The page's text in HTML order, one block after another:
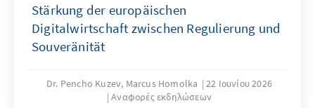
Stärkung der europäischen
Digitalwirtschaft zwischen Regulierung und
Souveränität
Dr. Pencho Kuzev, Marcus Homolka
22 Ιουνίου 2026
Αναφορές εκδηλώσεων